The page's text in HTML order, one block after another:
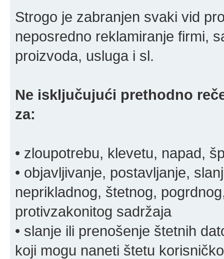
Strogo je zabranjen svaki vid
neposredno reklamiranje firmi,
proizvoda, usluga i sl.
Ne isključujući prethodno
za:
• zloupotrebu, klevetu, napad,
• objavljivanje, postavljanje,
neprikladnog, štetnog,
protivzakonitog sadržaja
• slanje ili prenošenje štetnih
koji mogu naneti štetu